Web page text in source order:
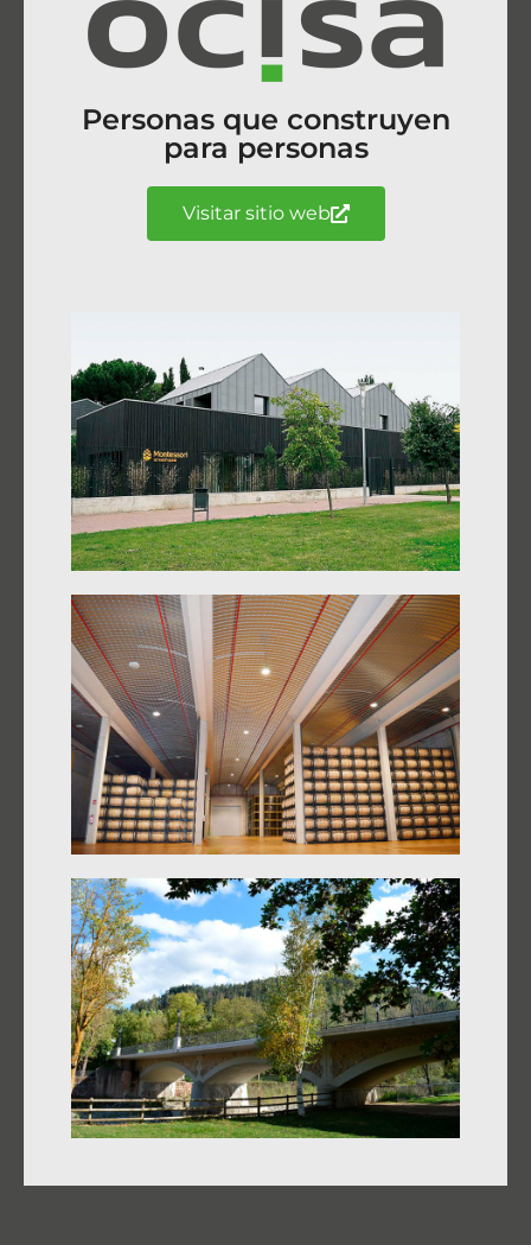
Personas que construyen
para personas
Visitar sitio web